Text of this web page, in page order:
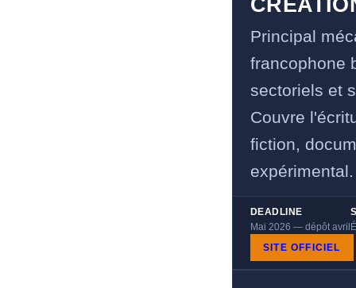
Principal
francophone
sectoriels et
Couvre
fiction,
expérimental.
DEADLINE
Mai 2026 — dépôt avril
SITE OFFICIEL